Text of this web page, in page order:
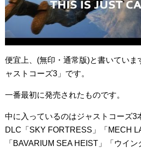
便宜上、(無印・通常版)と書いていま
ャストコーズ3」です。
一番最初に発売されたものです。
中に入っているのはジャストコーズ3
DLC「SKY FORTRESS」「MECH
「BAVARIUM SEA HEIST」「ウイ